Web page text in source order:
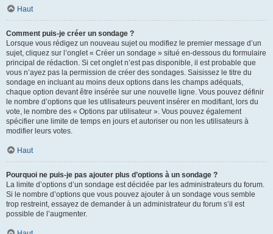
Haut
Comment puis-je créer un sondage ?
Lorsque vous rédigez un nouveau sujet ou modifiez le premier message d’un
sujet, cliquez sur l’onglet « Créer un sondage » situé en-dessous du formulaire
principal de rédaction. Si cet onglet n’est pas disponible, il est probable que
vous n’ayez pas la permission de créer des sondages. Saisissez le titre du
sondage en incluant au moins deux options dans les champs adéquats,
chaque option devant être insérée sur une nouvelle ligne. Vous pouvez définir
le nombre d’options que les utilisateurs peuvent insérer en modifiant, lors du
vote, le nombre des « Options par utilisateur ». Vous pouvez également
spécifier une limite de temps en jours et autoriser ou non les utilisateurs à
modifier leurs votes.
Haut
Pourquoi ne puis-je pas ajouter plus d’options à un sondage ?
La limite d’options d’un sondage est décidée par les administrateurs du forum.
Si le nombre d’options que vous pouvez ajouter à un sondage vous semble
trop restreint, essayez de demander à un administrateur du forum s’il est
possible de l’augmenter.